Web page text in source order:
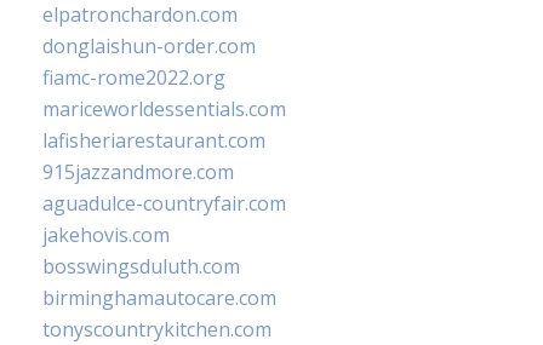
elpatronchardon.com
donglaishun-order.com
fiamc-rome2022.org
mariceworldessentials.com
lafisheriarestaurant.com
915jazzandmore.com
aguadulce-countryfair.com
jakehovis.com
bosswingsduluth.com
birminghamautocare.com
tonyscountrykitchen.com